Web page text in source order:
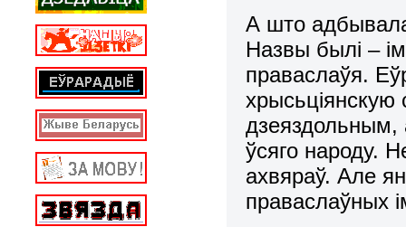
А што
Назвы былі –
праваслаўя.
дзеяздольным,
ўсяго народу.
ахвяраў. Але
праваслаўных